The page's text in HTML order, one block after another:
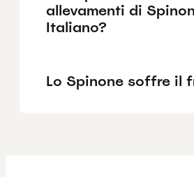
allevamenti di
Italiano?
Lo Spinone soffre il